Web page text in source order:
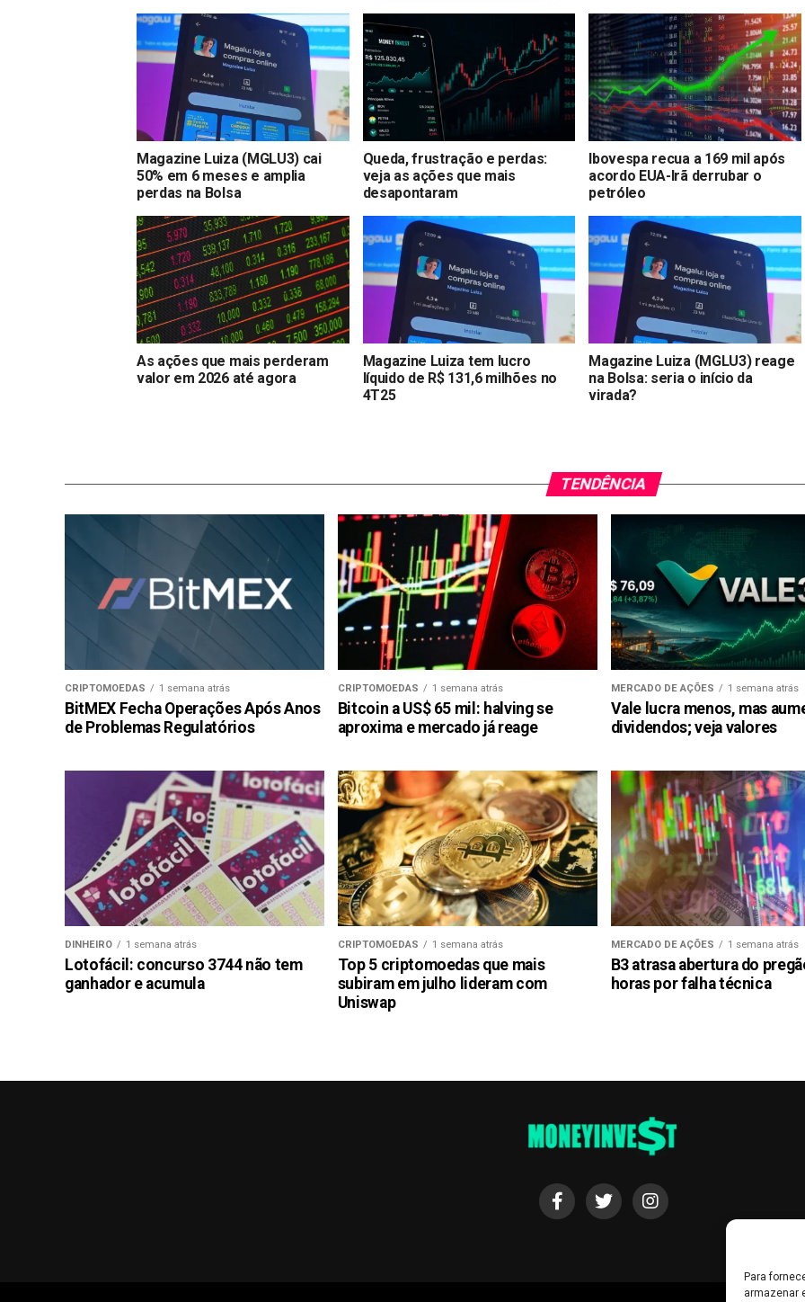
Para
armazenar
Magazine Luiza (MGLU3) cai
50% em 6 meses e amplia
perdas na Bolsa
Queda, frustração e perdas:
veja as ações que mais
desapontaram
Ibovespa recua a 169 mil após
acordo EUA-Irã derrubar o
petróleo
As ações que mais perderam
valor em 2026 até agora
Magazine Luiza tem lucro
líquido de R$ 131,6 milhões no
4T25
Magazine Luiza (MGLU3) reage
na Bolsa: seria o início da
virada?
TENDÊNCIA
CRIPTOMOEDAS 1 semana atrás
BitMEX Fecha Operações Após Anos
de Problemas Regulatórios
CRIPTOMOEDAS 1 semana atrás
Bitcoin a US$ 65 mil: halving se
aproxima e mercado já reage
MERCADO DE AÇÕES 1 semana atrás
Vale lucra menos, mas
dividendos; veja valores
DINHEIRO 1 semana atrás
Lotofácil: concurso 3744 não tem
ganhador e acumula
CRIPTOMOEDAS 1 semana atrás
Top 5 criptomoedas que mais
subiram em julho lideram com
Uniswap
MERCADO DE AÇÕES 1 semana atrás
B3 atrasa abertura do
horas por falha técnica